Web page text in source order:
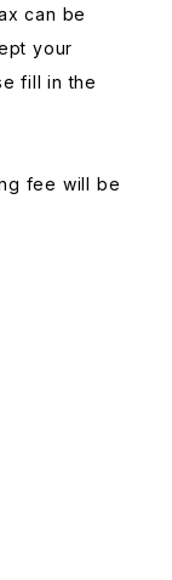
can be
your
fill in the
fee will be